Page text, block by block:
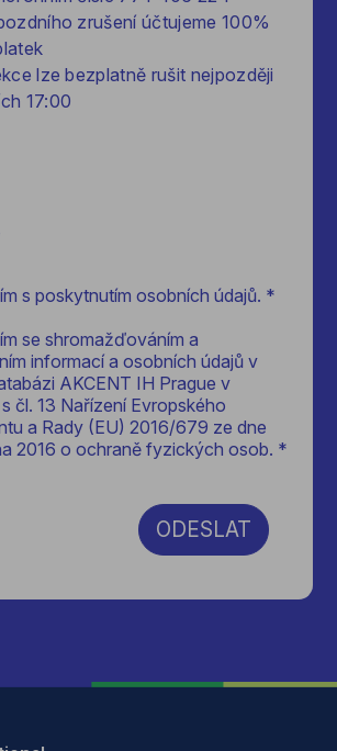
zrušení účtujeme 100%
lze bezplatně rušit nejpozději
17:00
s poskytnutím osobních údajů. *
se shromažďováním a
informací a osobních údajů v
AKCENT IH Prague v
čl. 13 Nařízení Evropského
a Rady (EU) 2016/679 ze dne
2016 o ochraně fyzických osob. *